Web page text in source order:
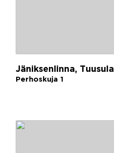
Jäniksenlinna, Tuusula
Perhoskuja 1